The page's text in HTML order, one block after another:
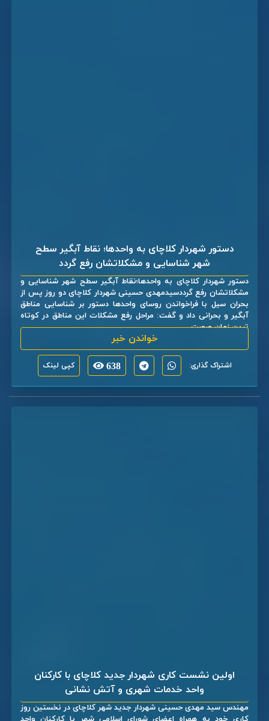
دستور شهردار کلاچای به واحدها؛ نقاط آبگیر سطح
شهر شناسایی و مشکلاتشان رفع گردد
دستور شهردار کلاچای به واحدها؛نقاط آبگیر سطح شهر شناسایی و
مشکلاتشان رفع گرددسیدمهدی حسینی شهردار کلاچای دو روز پس از
بحران سیل با فراخواندن روسای واحدها دستور بر شناسایی مناطق
آبگیر و بحرانی داد و گفت: مراحل رفع مشکلات این مناطق در کوتاه
ترین زمان صورت ...
خواندن خبر
اشتراک گذاری: 638 کپی لینک
اولین نشست کاری شهردار جدید کلاچای با کارکنان
واحد خدمات شهری و آتش نشانی
مهندس سید مهدی حسینی شهردار جدید شهر کلاچای در نخستین روز